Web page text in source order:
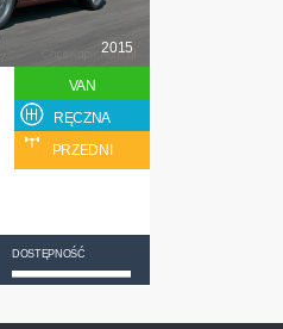
2015
VAN
RĘCZNA
PRZEDNI
DOSTĘPNOŚĆ